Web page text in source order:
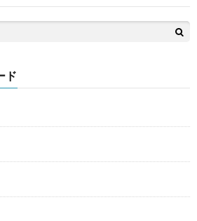
ド